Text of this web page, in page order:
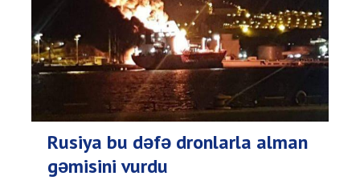
Rusiya bu dəfə dronlarla alman
gəmisini vurdu